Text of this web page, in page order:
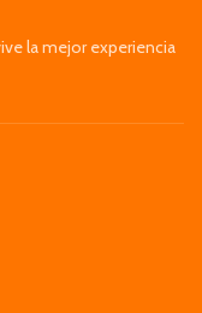
la mejor experiencia